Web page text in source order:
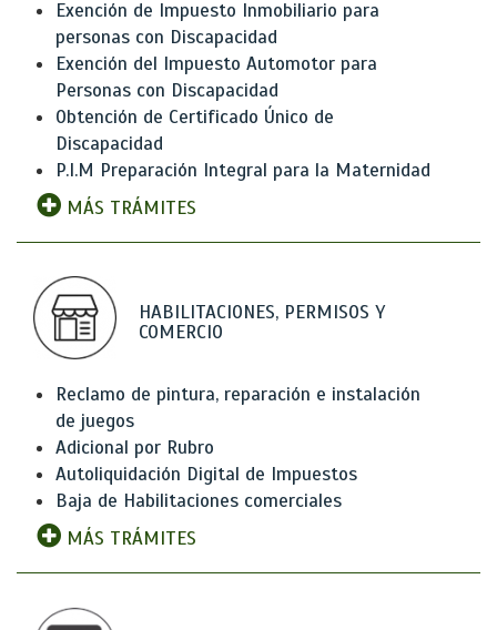
Exención de Impuesto Inmobiliario para
personas con Discapacidad
Exención del Impuesto Automotor para
Personas con Discapacidad
Obtención de Certificado Único de
Discapacidad
P.I.M Preparación Integral para la Maternidad
MÁS TRÁMITES
HABILITACIONES, PERMISOS Y
COMERCIO
Reclamo de pintura, reparación e instalación
de juegos
Adicional por Rubro
Autoliquidación Digital de Impuestos
Baja de Habilitaciones comerciales
MÁS TRÁMITES